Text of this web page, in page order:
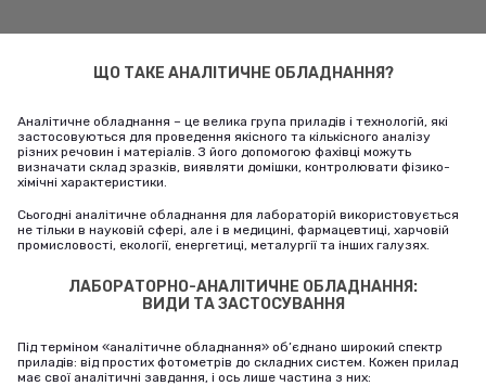
ЩО ТАКЕ АНАЛІТИЧНЕ ОБЛАДНАННЯ?
Аналітичне обладнання – це велика група приладів і технологій, які
застосовуються для проведення якісного та кількісного аналізу
різних речовин і матеріалів. З його допомогою фахівці можуть
визначати склад зразків, виявляти домішки, контролювати фізико-
хімічні характеристики.
Сьогодні аналітичне обладнання для лабораторій використовується
не тільки в науковій сфері, але і в медицині, фармацевтиці, харчовій
промисловості, екології, енергетиці, металургії та інших галузях.
ЛАБОРАТОРНО-АНАЛІТИЧНЕ ОБЛАДНАННЯ:
ВИДИ ТА ЗАСТОСУВАННЯ
Під терміном «аналітичне обладнання» об’єднано широкий спектр
приладів: від простих фотометрів до складних систем. Кожен прилад
має свої аналітичні завдання, і ось лише частина з них: